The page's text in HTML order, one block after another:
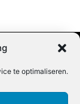
te optimaliseren.